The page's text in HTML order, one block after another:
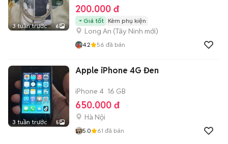
3 tuần trước 6
200.000 đ
Giá tốt Kèm phụ kiện
Long An (Tây Ninh mới)
4.2 56 đã bán
3 tuần trước 5
Apple iPhone 4G Đen
iPhone 4 16 GB
650.000 đ
Hà Nội
5.0 61 đã bán